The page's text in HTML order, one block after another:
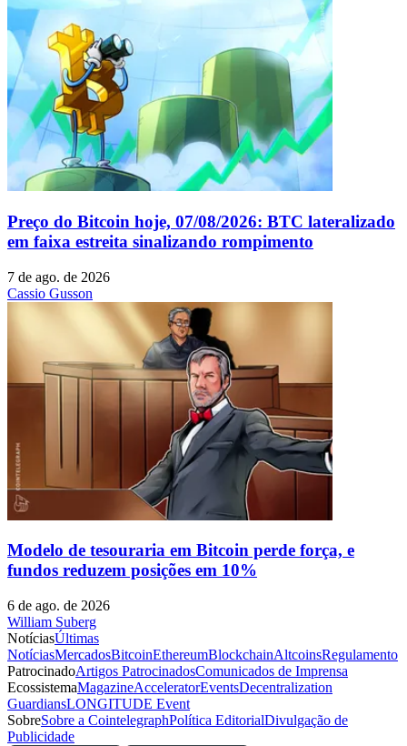
Preço do Bitcoin hoje, 07/08/2026: BTC lateralizado
em faixa estreita sinalizando rompimento
7 de ago. de 2026
Cassio Gusson
Modelo de tesouraria em Bitcoin perde força, e
fundos reduzem posições em 10%
6 de ago. de 2026
William Suberg
NotíciasÚltimas
NotíciasMercadosBitcoinEthereumBlockchainAltcoinsRegulamento
PatrocinadoArtigos PatrocinadosComunicados de Imprensa
EcossistemaMagazineAcceleratorEventsDecentralization
GuardiansLONGITUDE Event
SobreSobre a CointelegraphPolítica EditorialDivulgação de
Publicidade